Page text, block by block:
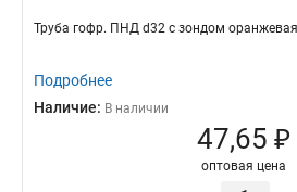
Труба гофр. ПНД d32 с зондом
Подробнее
Наличие: В наличии
47,65 ₽
оптовая цена